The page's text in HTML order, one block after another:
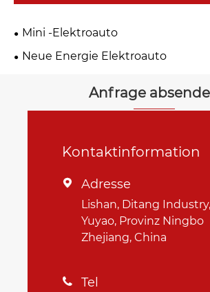
Mini -Elektroauto
Neue Energie Elektroauto
Anfrage
Kontaktinformation
 Adresse
Lishan, Ditang Industry,
Yuyao, Provinz Ningbo
Zhejiang, China
 Tel